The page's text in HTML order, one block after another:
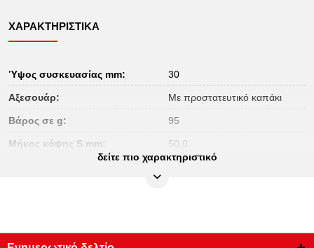
ΧΑΡΑΚΤΗΡΙΣΤΙΚΆ
Ύψος συσκευασίας mm: 30
Αξεσουάρ: Με προστατευτικό καπάκι
Βάρος σε g: 95
Μήκος κόψης S mm: 50,0
Πιστοποιητικό ελέγχου: 1000Volt GS
δείτε πιο χαρακτηριστικό